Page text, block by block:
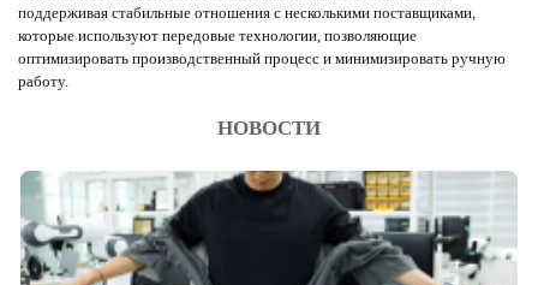
поддерживая стабильные отношения с несколькими поставщиками,
которые используют передовые технологии, позволяющие
оптимизировать производственный процесс и минимизировать ручную
работу.
НОВОСТИ